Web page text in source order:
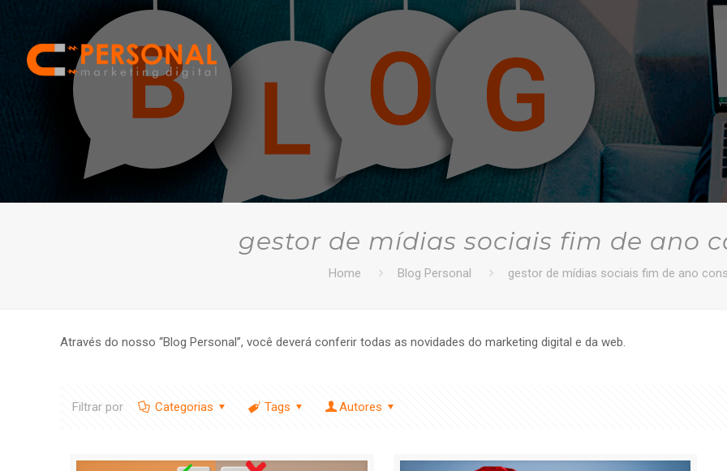
gestor de mídias sociais fim de ano
Home Blog Personal gestor de mídias sociais fim de ano
Através do nosso “Blog Personal”, você deverá conferir todas as novidades do marketing digital e da web.
Filtrar por Categorias Tags Autores